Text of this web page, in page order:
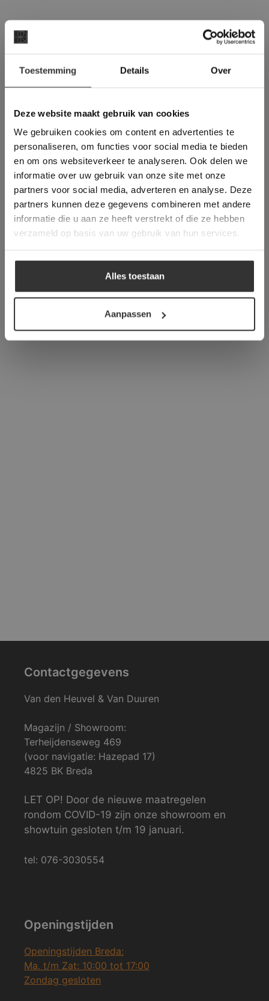
Toestemming Details Over
Deze website maakt gebruik van cookies
We gebruiken cookies om content en advertenties te
personaliseren, om functies voor social media te bieden
en om ons websiteverkeer te analyseren. Ook delen we
informatie over uw gebruik van onze site met onze
partners voor social media, adverteren en analyse. Deze
partners kunnen deze gegevens combineren met andere
informatie die u aan ze heeft verstrekt of die ze hebben
verzameld op basis van uw gebruik van hun services.
Alles toestaan
Aanpassen
#1 in de categorie vloeren op Trustpilot
Binnen 24 uur een passende offerte
Meer dan 500 m2 showroom
Contactgegevens
Van den Heuvel & Van Duuren
Magazijn / Showroom:
Terheijdenseweg 469
(voor navigatie: Hazepad 17)
4825 BK Breda
LET OP! Door de nieuwe maatregelen
rondom COVID-19 zijn onze showroom en
showtuin gesloten t/m 19 januari.
tel: 076-3030554
Openingstijden
Openingstijden Breda:
Ma. t/m Zat: 10:00 tot 17:00
Zondag gesloten
Deze website maakt
gebruik van cookies.
This Cookie Banner was deleted and is no
longer working. Please contact the website
administrator.
Deze website gebruikt cookies om de
gebruikerservaring te verbeteren. Door
gebruik te maken van onze website geeft u
toestemming voor alle cookies in
overeenstemming met ons cookiebeleid.Lees
verder
ALLES ACCEPTEREN
ALLES AFWIJZEN
DETAILS WEERGEVEN